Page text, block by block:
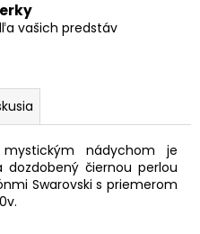
vašich predstáv
nádychom je
čiernou perlou
Swarovski s priemerom